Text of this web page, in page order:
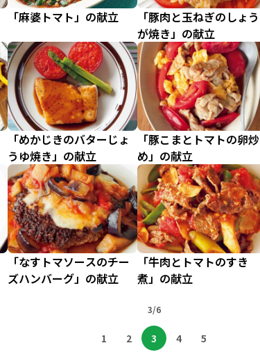
「麻婆トマト」の献立
「豚肉と玉ねぎのしょう
が焼き」の献立
「めかじきのバターじょ
うゆ焼き」の献立
「豚こまとトマトの卵炒
め」の献立
「なすトマソースのチー
ズハンバーグ」の献立
「牛肉とトマトのすき
煮」の献立
3/6
1 2 3 4 5